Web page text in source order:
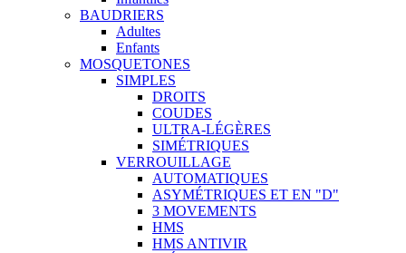
BAUDRIERS
Adultes
Enfants
MOSQUETONES
SIMPLES
DROITS
COUDES
ULTRA-LÉGÈRES
SIMÉTRIQUES
VERROUILLAGE
AUTOMATIQUES
ASYMÉTRIQUES ET EN "D"
3 MOVEMENTS
HMS
HMS ANTIVIR